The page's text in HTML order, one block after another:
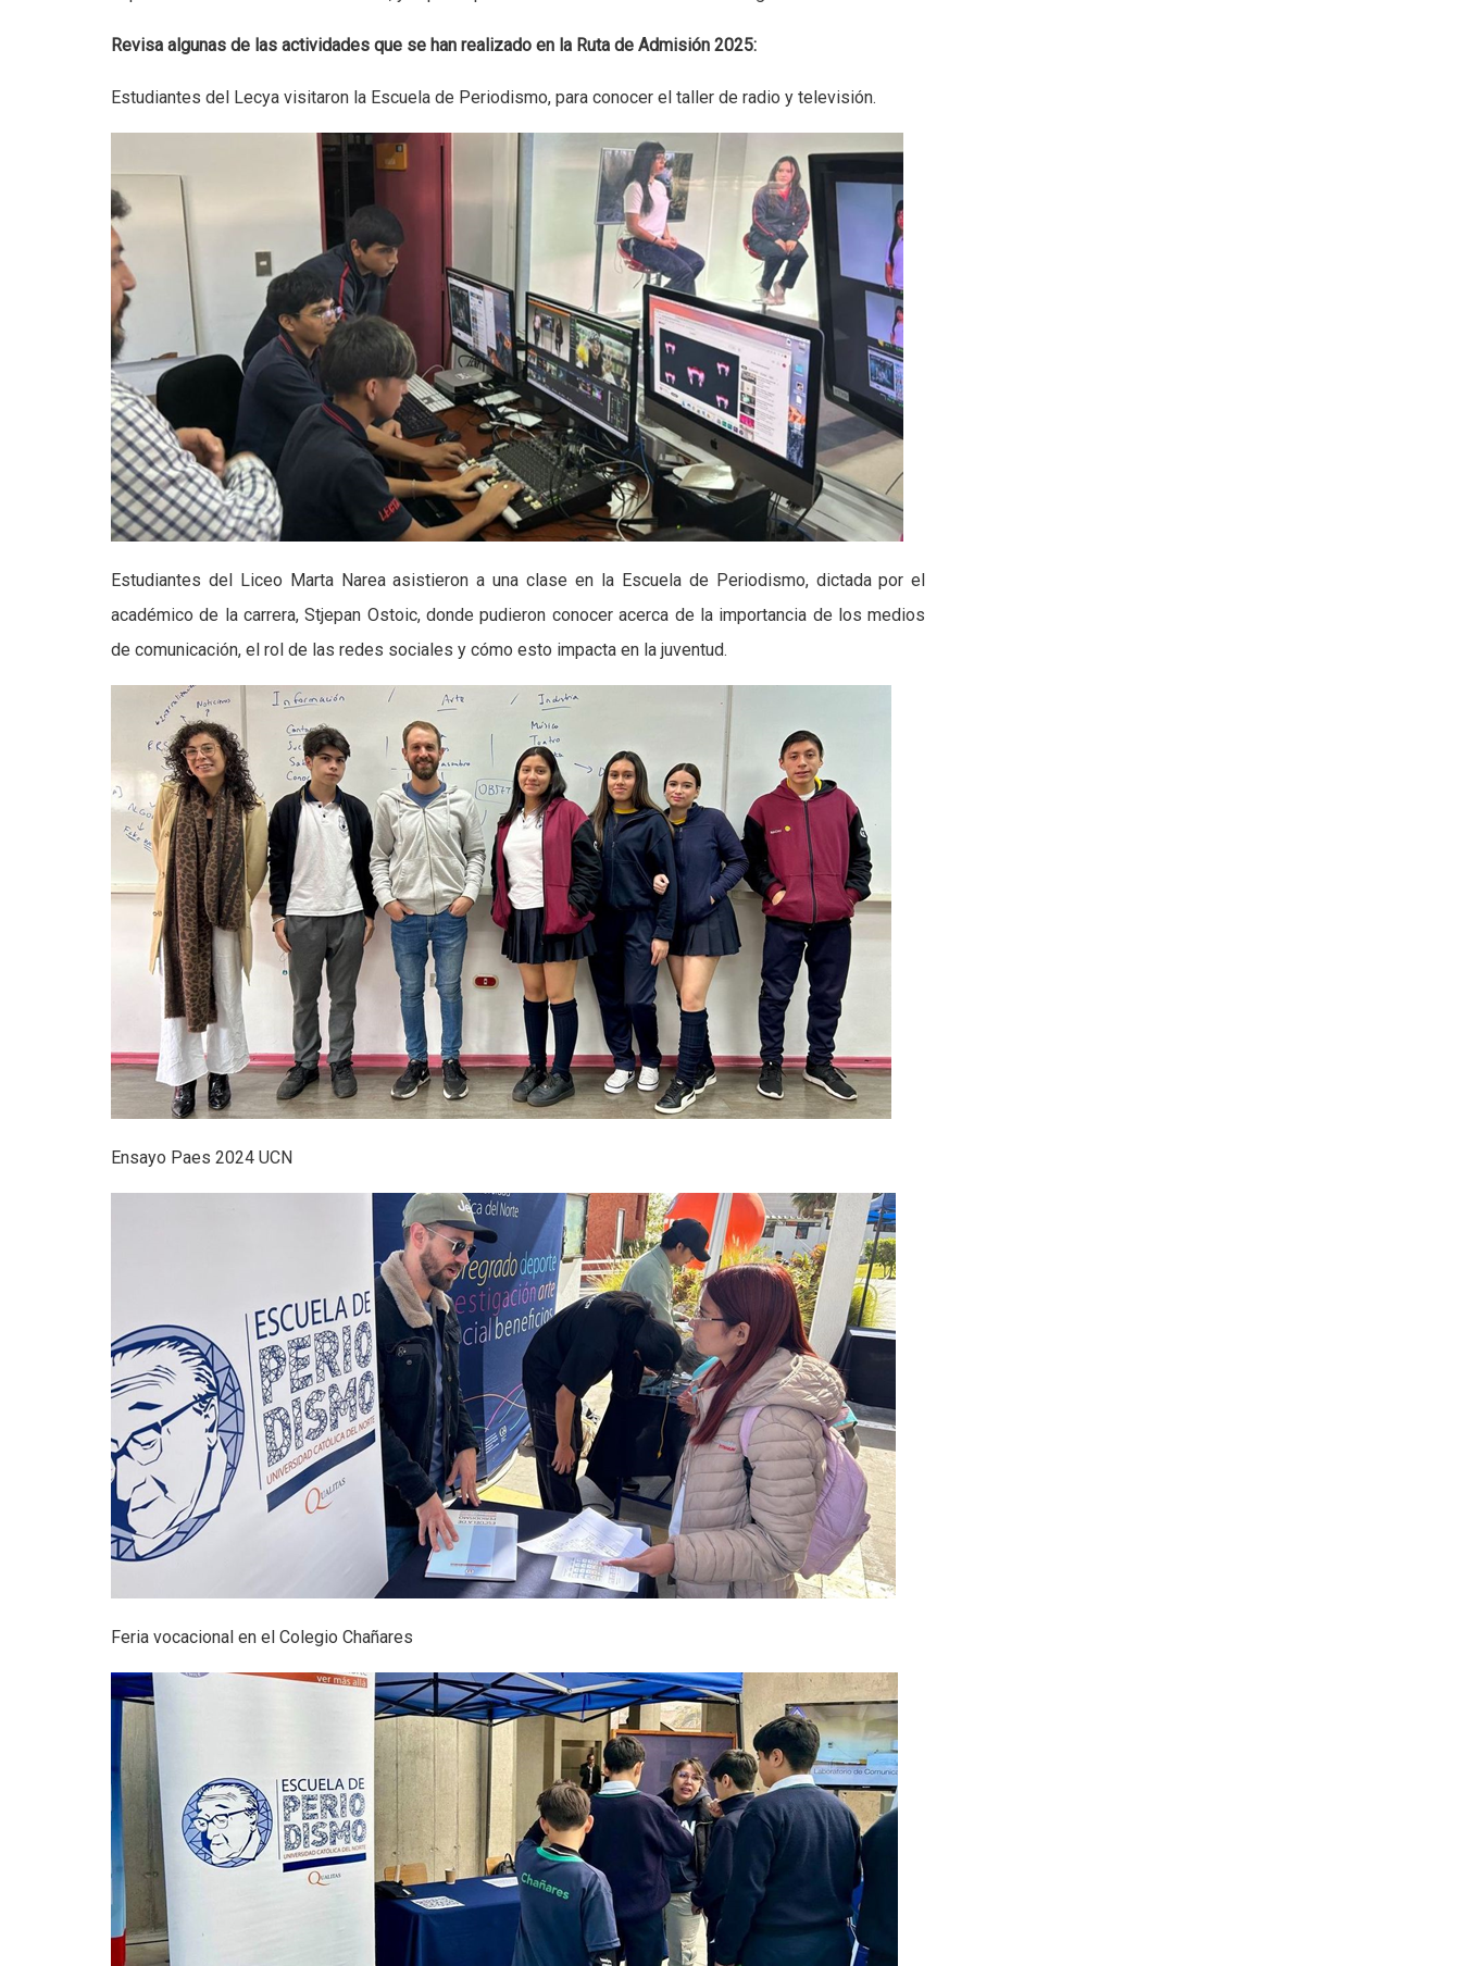
Revisa algunas de las actividades que se han realizado en la Ruta de Admisión 2025:
Estudiantes del Lecya visitaron la Escuela de Periodismo, para conocer el taller de radio y televisión.
Estudiantes del Liceo Marta Narea asistieron a una clase en la Escuela de Periodismo, dictada por el
académico de la carrera, Stjepan Ostoic, donde pudieron conocer acerca de la importancia de los medios
de comunicación, el rol de las redes sociales y cómo esto impacta en la juventud.
Ensayo Paes 2024 UCN
Feria vocacional en el Colegio Chañares